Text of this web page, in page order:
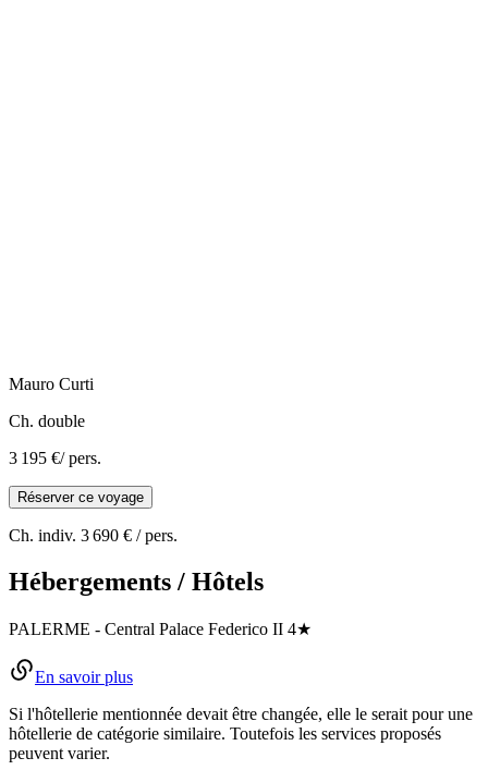
Mauro Curti
Ch. double
3 195 €/ pers.
Réserver ce voyage
Ch. indiv. 3 690 € / pers.
Hébergements / Hôtels
PALERME - Central Palace Federico II 4★
En savoir plus
Si l'hôtellerie mentionnée devait être changée, elle le serait pour une
hôtellerie de catégorie similaire. Toutefois les services proposés
peuvent varier.